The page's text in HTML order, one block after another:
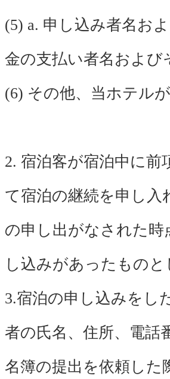
(5) a. 申し込み者名お
金の支払い者名および
(6) その他、当ホテル
2. 宿泊客が宿泊中に前
て宿泊の継続を申し
の申し出がなされた
し込みがあったもの
3.宿泊の申し込みをし
者の氏名、住所、電話
名簿の提出を依頼した